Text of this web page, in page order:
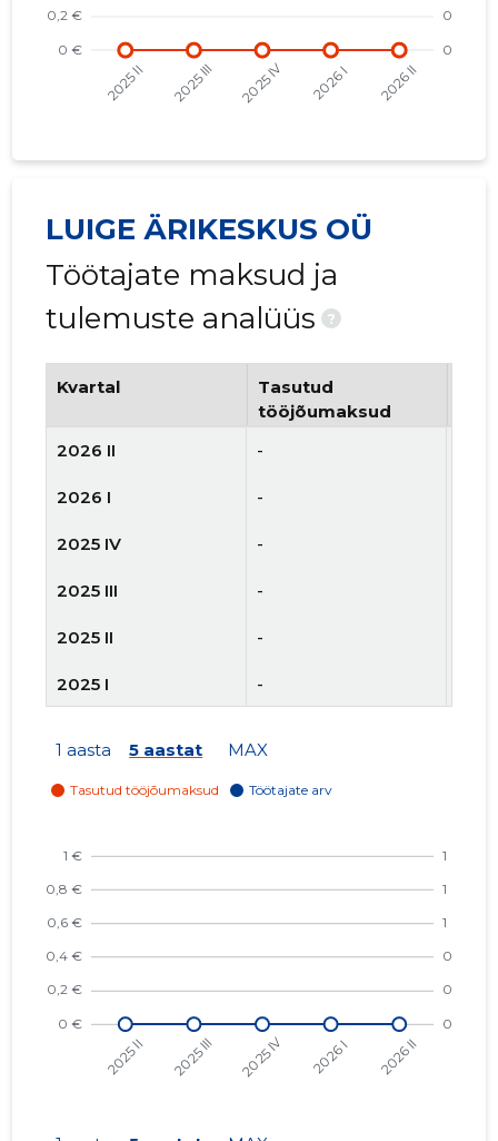
LUIGE ÄRIKESKUS OÜ
Töötajate maksud ja
tulemuste analüüs
?
Kvartal
Tasutud
tööjõumaksud
2026 II
-
2026 I -
2025 IV -
2025 III -
2025 II -
2025 I -
2023 IV -
2023 III
-
-
1 aasta 5 aastat MAX